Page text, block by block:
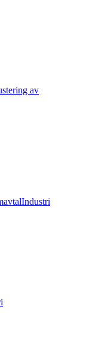
av
Industri